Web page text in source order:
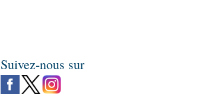
Suivez-nous sur